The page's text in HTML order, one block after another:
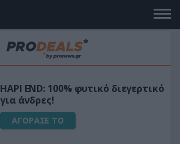
Μεταμόρφωσε τον κήπο σου με το
Ultra Box Μίνι Αλυσοπρίονο με
μπαταρία λιθίου
ΑΓΟΡΑΣΕ ΤΟ